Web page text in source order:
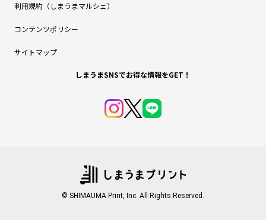
利用規約（しまうまマルシェ）
コンテンツポリシー
サイトマップ
しまうまSNSでお得な情報をGET！
© SHIMAUMA Print, Inc. All Rights Reserved.